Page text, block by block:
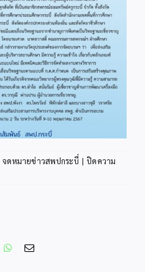
จดหมายข่าวสพปกระบี่ | ปิดความ
WhatsApp
Email